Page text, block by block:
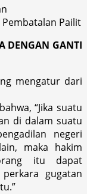
Pembatalan Pailit
DENGAN GANTI
mengatur dari
“Jika suatu
di dalam suatu
negeri
maka hakim
itu dapat
gugatan